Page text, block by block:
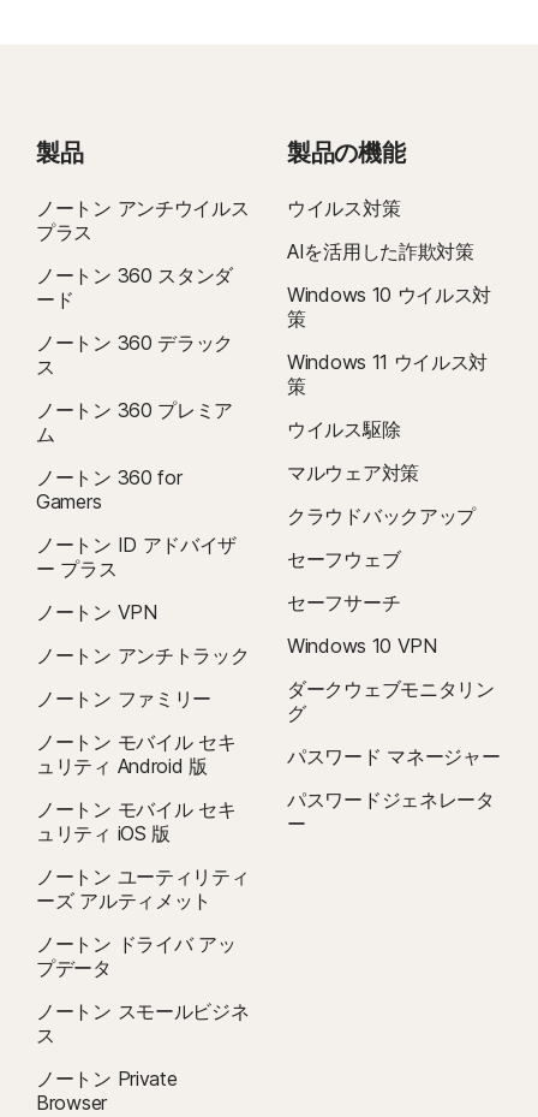
製品
ノートン アンチウイルス
プラス
ノートン 360 スタンダ
ード
ノートン 360 デラック
ス
ノートン 360 プレミア
ム
ノートン 360 for
Gamers
ノートン ID アドバイザ
ー プラス
ノートン VPN
ノートン アンチトラック
ノートン ファミリー
ノートン モバイル セキ
ュリティ Android 版
ノートン モバイル セキ
ュリティ iOS 版
ノートン ユーティリティ
ーズ アルティメット
ノートン ドライバ アッ
プデータ
ノートン スモールビジネ
ス
ノートン Private
Browser
製品の機能
ウイルス対策
AIを活用した詐欺対策
Windows 10 ウイルス対
策
Windows 11 ウイルス対
策
ウイルス駆除
マルウェア対策
クラウドバックアップ
セーフウェブ
セーフサーチ
Windows 10 VPN
ダークウェブモニタリン
グ
パスワード マネージャー
パスワードジェネレータ
ー